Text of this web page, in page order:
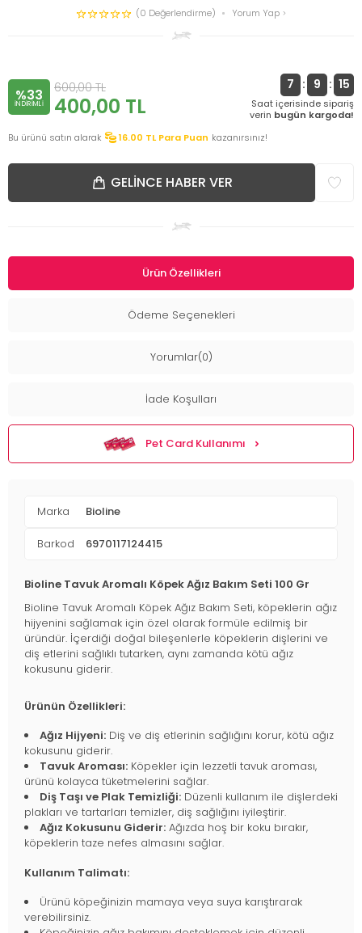
(0 Değerlendirme)
Yorum Yap
%33
INDIRIMLI
600,00TL
400,00 TL
7 : 9 : 15
Saat içerisinde sipariş
verin bugün kargoda!
Bu ürünü satın alarak
16.00 TL Para Puan kazanırsınız!
GELINCE HABER VER
Ürün Özellikleri
Ödeme Seçenekleri
Yorumlar(0)
İade Koşulları
Pet Card Kullanımı
Marka Bioline
Barkod 6970117124415
Bioline Tavuk Aromalı Köpek Ağız Bakım Seti 100 Gr
Bioline Tavuk Aromalı Köpek Ağız Bakım Seti, köpeklerin ağız
hijyenini sağlamak için özel olarak formüle edilmiş bir
üründür. İçerdiği doğal bileşenlerle köpeklerin dişlerini ve
diş etlerini sağlıklı tutarken, aynı zamanda kötü ağız
kokusunu giderir.
Ürünün Özellikleri:
Ağız Hijyeni: Diş ve diş etlerinin sağlığını korur, kötü ağız
kokusunu giderir.
Tavuk Aroması: Köpekler için lezzetli tavuk aroması,
ürünü kolayca tüketmelerini sağlar.
Diş Taşı ve Plak Temizliği: Düzenli kullanım ile dişlerdeki
plakları ve tartarları temizler, diş sağlığını iyileştirir.
Ağız Kokusunu Giderir: Ağızda hoş bir koku bırakır,
köpeklerin taze nefes almasını sağlar.
Kullanım Talimatı:
Ürünü köpeğinizin mamaya veya suya karıştırarak
verebilirsiniz.